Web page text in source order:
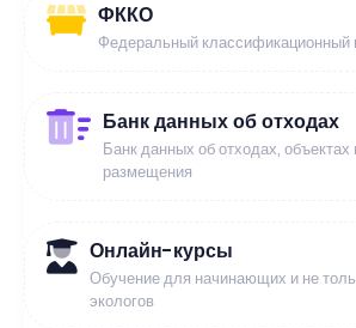
ФККО
Федеральный классификационный
Банк данных об отходах
Банк данных об отходах, объектах
размещения
Онлайн-курсы
Обучение для начинающих и не
экологов